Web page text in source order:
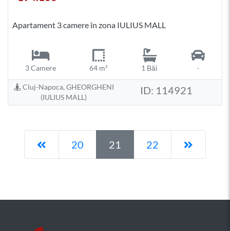
Apartament 3 camere în zona IULIUS MALL
3 Camere 64 m² 1 Băi -
Cluj-Napoca, GHEORGHENI
(IULIUS MALL)
ID: 114921
Pagina anterioară
20 21 22